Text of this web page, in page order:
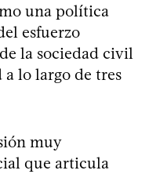
una política
esfuerzo
la sociedad civil
lo largo de tres
muy
que articula